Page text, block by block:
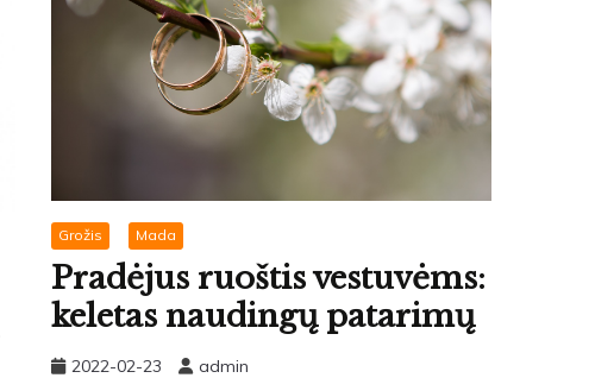
Grožis Mada
Pradėjus ruoštis vestuvėms:
keletas naudingų patarimų
2022-02-23 admin